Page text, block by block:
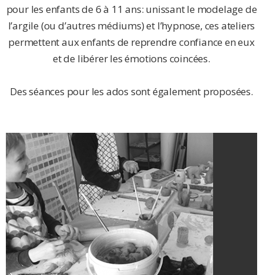
pour les enfants de 6 à 11 ans: unissant le modelage de
l’argile (ou d’autres médiums) et l’hypnose, ces ateliers
permettent aux enfants de reprendre confiance en eux
et de libérer les émotions coincées.
Des séances pour les ados sont également proposées.